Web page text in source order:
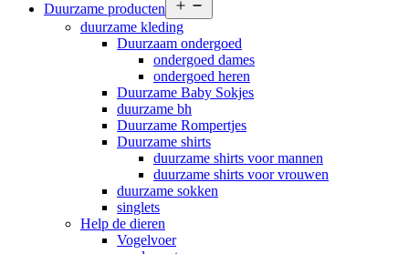
Duurzame producten
menu
duurzame kleding
Duurzaam ondergoed
ondergoed dames
ondergoed heren
Duurzame Baby Sokjes
duurzame bh
Duurzame Rompertjes
Duurzame shirts
duurzame shirts voor mannen
duurzame shirts voor vrouwen
duurzame sokken
singlets
Help de dieren
Vogelvoer